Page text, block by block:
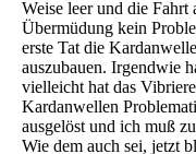
Weise leer und die
Übermüdung kein
erste Tat die
auszubauen. Irgendwie
vielleicht hat das
Kardanwellen
ausgelöst und ich muß
Wie dem auch sei, jetzt